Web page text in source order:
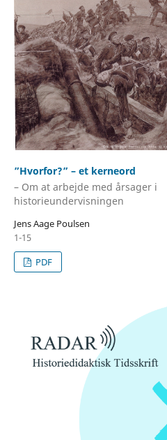
”Hvorfor?” – et kerneord
– Om at arbejde med årsager i
historieundervisningen
Jens Aage Poulsen
1-15
PDF